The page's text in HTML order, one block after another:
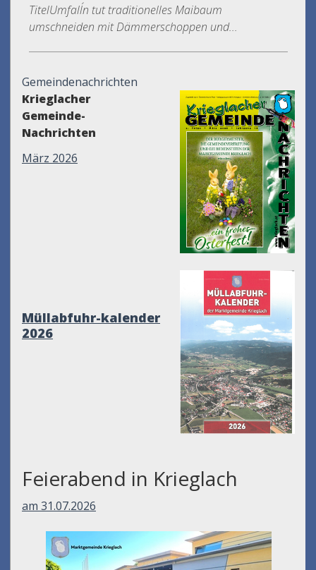
TitelUmfall´n tut traditionelles Maibaum
umschneiden mit Dämmerschoppen und...
Gemeindenachrichten
Krieglacher
Gemeinde-
Nachrichten
März 2026
Müllabfuhr-kalender
2026
Feierabend in Krieglach
am 31.07.2026